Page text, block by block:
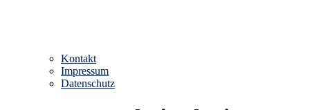
Kontakt
Impressum
Datenschutz